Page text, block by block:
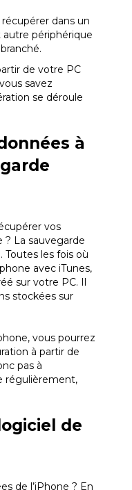
dans un
périphérique
de votre PC
savez
se déroule
à
vos
? La sauvegarde
Toutes les fois où
avec iTunes,
sur votre PC. Il
stockées sur
vous pourrez
à partir de
pas à
régulièrement,
de
de l’iPhone ? En